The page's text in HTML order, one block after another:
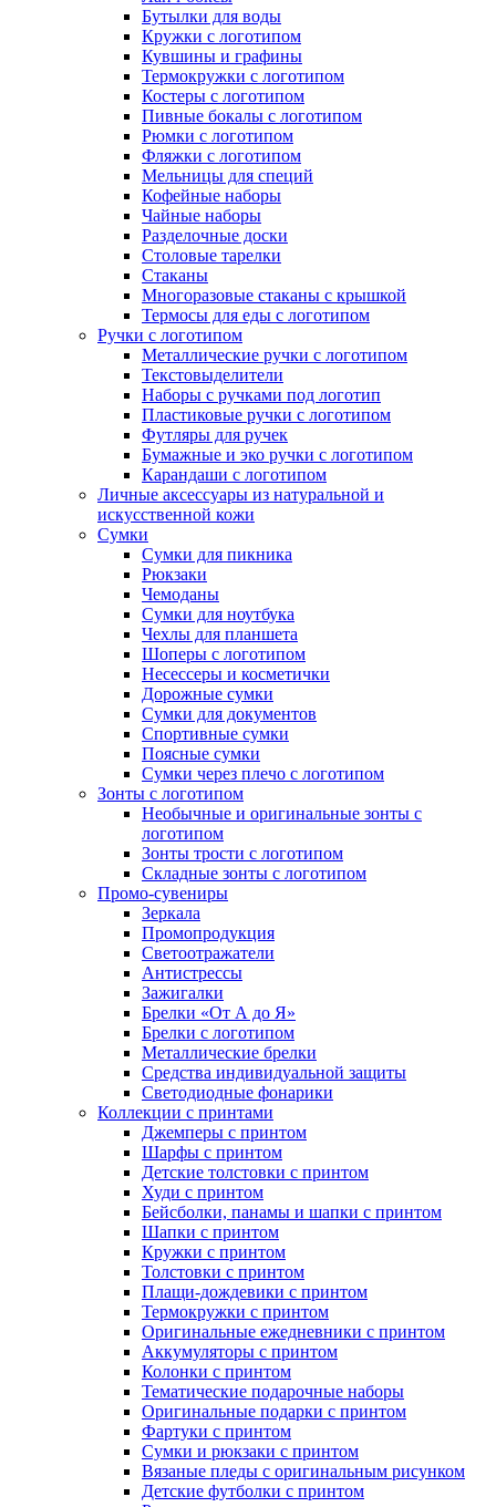
Бутылки для воды
Кружки с логотипом
Кувшины и графины
Термокружки с логотипом
Костеры с логотипом
Пивные бокалы с логотипом
Рюмки с логотипом
Фляжки с логотипом
Мельницы для специй
Кофейные наборы
Чайные наборы
Разделочные доски
Столовые тарелки
Стаканы
Многоразовые стаканы с крышкой
Термосы для еды с логотипом
Ручки с логотипом
Металлические ручки с логотипом
Текстовыделители
Наборы с ручками под логотип
Пластиковые ручки с логотипом
Футляры для ручек
Бумажные и эко ручки с логотипом
Карандаши с логотипом
Личные аксессуары из натуральной и
искусственной кожи
Сумки
Сумки для пикника
Рюкзаки
Чемоданы
Сумки для ноутбука
Чехлы для планшета
Шоперы с логотипом
Несессеры и косметички
Дорожные сумки
Сумки для документов
Спортивные сумки
Поясные сумки
Сумки через плечо с логотипом
Зонты с логотипом
Необычные и оригинальные зонты с
логотипом
Зонты трости с логотипом
Складные зонты с логотипом
Промо-сувениры
Зеркала
Промопродукция
Светоотражатели
Антистрессы
Зажигалки
Брелки «От А до Я»
Брелки с логотипом
Металлические брелки
Средства индивидуальной защиты
Светодиодные фонарики
Коллекции с принтами
Джемперы с принтом
Шарфы с принтом
Детские толстовки с принтом
Худи с принтом
Бейсболки, панамы и шапки с принтом
Шапки с принтом
Кружки с принтом
Толстовки с принтом
Плащи-дождевики с принтом
Термокружки с принтом
Оригинальные ежедневники с принтом
Аккумуляторы с принтом
Колонки с принтом
Тематические подарочные наборы
Оригинальные подарки с принтом
Фартуки с принтом
Сумки и рюкзаки с принтом
Вязаные пледы с оригинальным рисунком
Детские футболки с принтом